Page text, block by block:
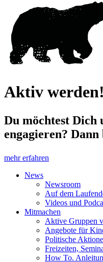
Aktiv werden!
Du möchtest Dich
engagieren?
mehr erfahren
News
Newsroom
Auf dem
Videos und
Mitmachen
Aktive Gruppen
Angebote für
Politische
Freizeiten,
How To.